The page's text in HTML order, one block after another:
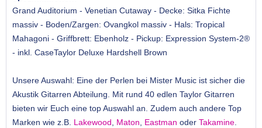
Grand Auditorium - Venetian Cutaway - Decke: Sitka Fichte
massiv - Boden/Zargen: Ovangkol massiv - Hals: Tropical
Mahagoni - Griffbrett: Ebenholz - Pickup: Expression System-2®
- inkl. CaseTaylor Deluxe Hardshell Brown
Unsere Auswahl: Eine der Perlen bei Mister Music ist sicher die
Akustik Gitarren Abteilung. Mit rund 40 edlen Taylor Gitarren
bieten wir Euch eine top Auswahl an. Zudem auch andere Top
Marken wie z.B. Lakewood, Maton, Eastman oder Takamine.